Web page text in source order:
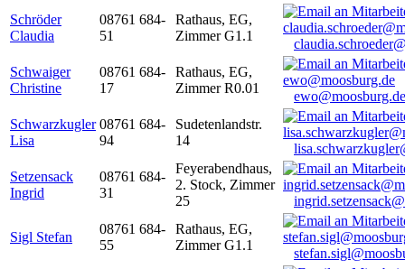
Schröder
Claudia
08761 684-
51
Rathaus, EG,
Zimmer G1.1
Schwaiger
Christine
08761 684-
17
Rathaus, EG,
Zimmer R0.01
ewo@moosburg.de
Schwarzkugler
Lisa
08761 684-
94
Sudetenlandstr.
14
Setzensack
Ingrid
08761 684-
31
Feyerabendhaus,
2. Stock, Zimmer
25
Sigl Stefan
08761 684-
55
Rathaus, EG,
Zimmer G1.1